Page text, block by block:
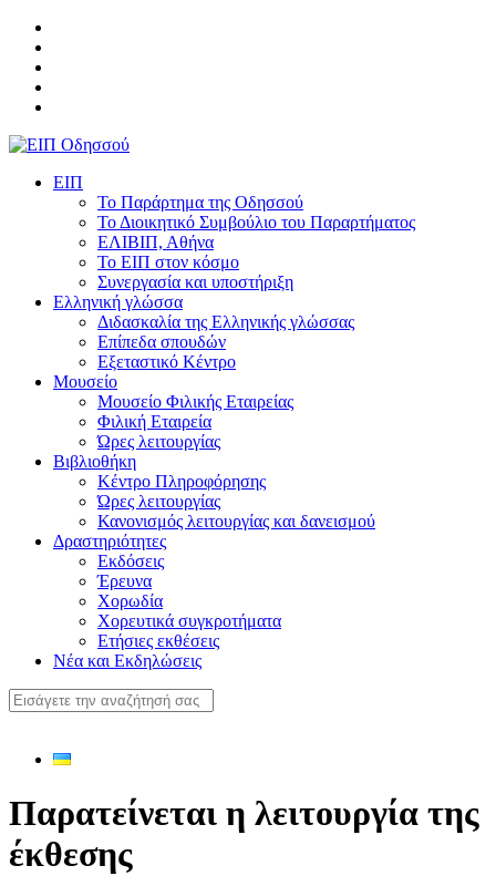
ΕΙΠ
Το Παράρτημα της Οδησσού
Το Διοικητικό Συμβούλιο του Παραρτήματος
ΕΛΙΒΙΠ, Αθήνα
Το ΕΙΠ στον κόσμο
Συνεργασία και υποστήριξη
Ελληνική γλώσσα
Διδασκαλία της Ελληνικής γλώσσας
Επίπεδα σπουδών
Εξεταστικό Κέντρο
Μουσείο
Μουσείο Φιλικής Εταιρείας
Φιλική Εταιρεία
Ώρες λειτουργίας
Βιβλιοθήκη
Κέντρο Πληροφόρησης
Ώρες λειτουργίας
Κανονισμός λειτουργίας και δανεισμού
Δραστηριότητες
Εκδόσεις
Έρευνα
Χορωδία
Χορευτικά συγκροτήματα
Ετήσιες εκθέσεις
Νέα και Εκδηλώσεις
Παρατείνεται η λειτουργία της
έκθεσης